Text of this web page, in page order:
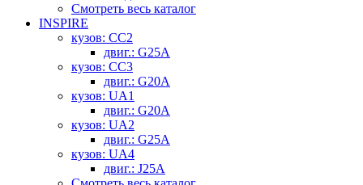
Смотреть весь каталог
INSPIRE
кузов: CC2
двиг.: G25A
кузов: CC3
двиг.: G20A
кузов: UA1
двиг.: G20A
кузов: UA2
двиг.: G25A
кузов: UA4
двиг.: J25A